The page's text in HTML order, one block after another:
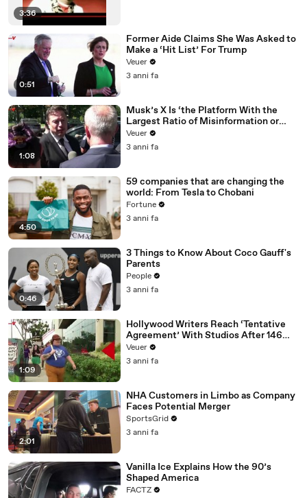
3:36
0:51
Former Aide Claims She Was Asked to
Make a ‘Hit List’ For Trump
Veuer
3 anni fa
1:08
Musk’s X Is ‘the Platform With the
Largest Ratio of Misinformation or
Disinformation’ Amongst All Social
Media Platforms
Veuer
3 anni fa
4:50
59 companies that are changing the
world: From Tesla to Chobani
Fortune
3 anni fa
0:46
3 Things to Know About Coco Gauff's
Parents
People
3 anni fa
1:09
Hollywood Writers Reach ‘Tentative
Agreement’ With Studios After 146
Day Strike
Veuer
3 anni fa
2:01
NHA Customers in Limbo as Company
Faces Potential Merger
SportsGrid
3 anni fa
Vanilla Ice Explains How the 90’s
Shaped America
FACTZ